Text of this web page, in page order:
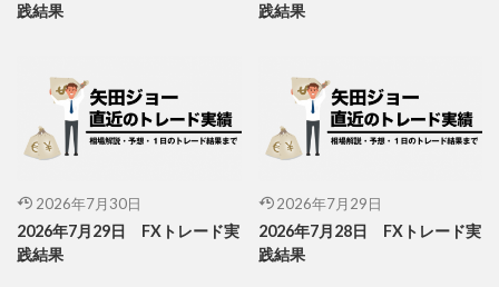
践結果
践結果
2026年7月30日
2026年7月29日 FXトレード実
践結果
2026年7月29日
2026年7月28日 FXトレード実
践結果